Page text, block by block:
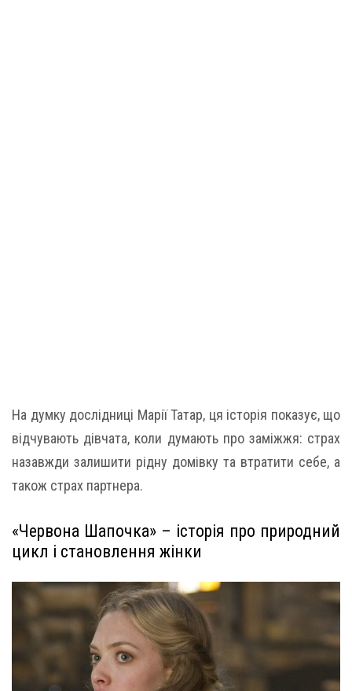
На думку дослідниці Марії Татар, ця історія показує, що
відчувають дівчата, коли думають про заміжжя: страх
назавжди залишити рідну домівку та втратити себе, а
також страх партнера.
«Червона Шапочка» – історія про природний
цикл і становлення жінки